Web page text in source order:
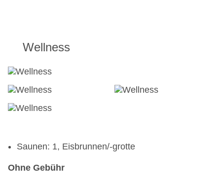
Wellness
Saunen: 1, Eisbrunnen/-grotte
Ohne Gebühr